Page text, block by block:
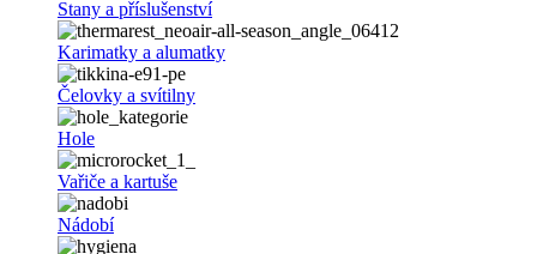
Stany a příslušenství
Karimatky a alumatky
Čelovky a svítilny
Hole
Vařiče a kartuše
Nádobí